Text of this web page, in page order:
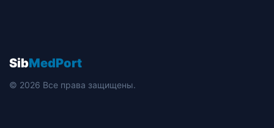
SibMedPort
© 2026 Все права защищены.